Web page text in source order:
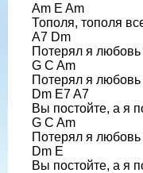
Am E Am
Тополя, тополя
A7 Dm
Потерял я любовь
G C Am
Потерял я
Dm E7 A7
Вы постойте, а я
G C Am
Потерял я
Dm E
Вы постойте, а я